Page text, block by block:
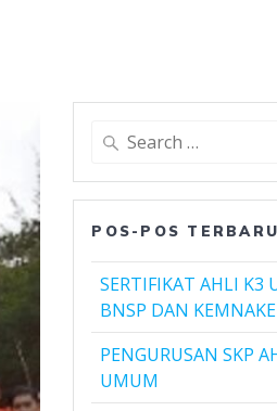
Search
POS-POS TERBARU
SERTIFIKAT AHLI K3
BNSP DAN
PENGURUSAN SKP
UMUM